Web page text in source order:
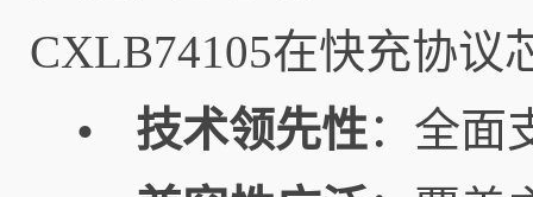
CXLB74105在快充协议
• 技术领先性：全面